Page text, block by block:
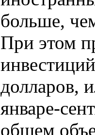
больше,
При этом
долларов,
январе-
общем